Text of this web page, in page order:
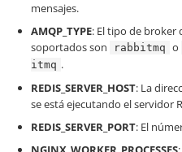
mensajes.
AMQP_TYPE: El tipo de broker
soportados son
rabbitmq o
itmq .
REDIS_SERVER_HOST: La
se está ejecutando el servidor
REDIS_SERVER_PORT: El